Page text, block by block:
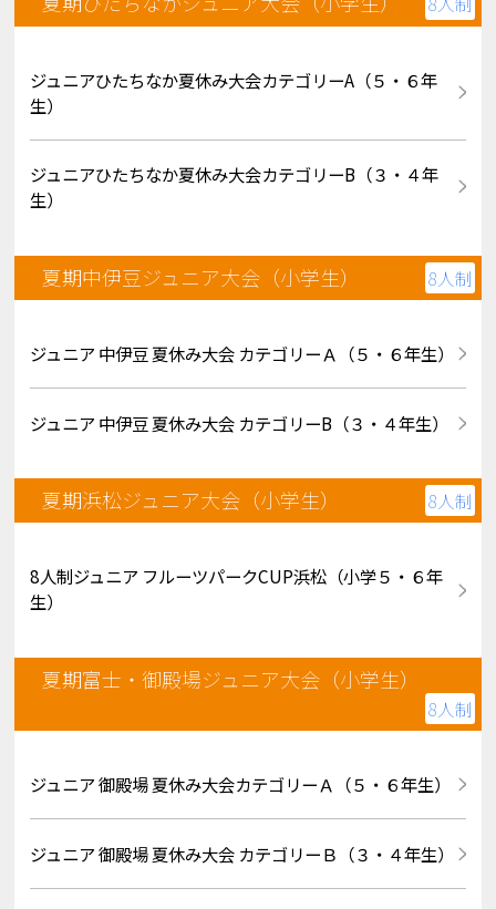
ジュニアひたちなか夏休み大会カテゴリーA（５・６年
生）
ジュニアひたちなか夏休み大会カテゴリーB（３・４年
生）
夏期中伊豆ジュニア大会（小学生） 8人制
ジュニア 中伊豆 夏休み大会 カテゴリーＡ（５・６年生）
ジュニア 中伊豆 夏休み大会 カテゴリーB（３・４年生）
夏期浜松ジュニア大会（小学生） 8人制
8人制ジュニア フルーツパークCUP浜松（小学５・６年
生）
夏期富士・御殿場ジュニア大会（小学生）
8人制
ジュニア 御殿場 夏休み大会カテゴリーＡ（５・６年生）
ジュニア 御殿場 夏休み大会 カテゴリーＢ（３・４年生）